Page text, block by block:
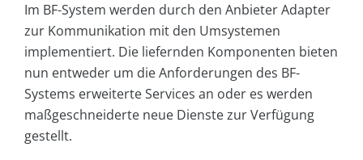
Im BF-System werden durch den Anbieter Adapter
zur Kommunikation mit den Umsystemen
implementiert. Die liefernden Komponenten bieten
nun entweder um die Anforderungen des BF-
Systems erweiterte Services an oder es werden
maßgeschneiderte neue Dienste zur Verfügung
gestellt.